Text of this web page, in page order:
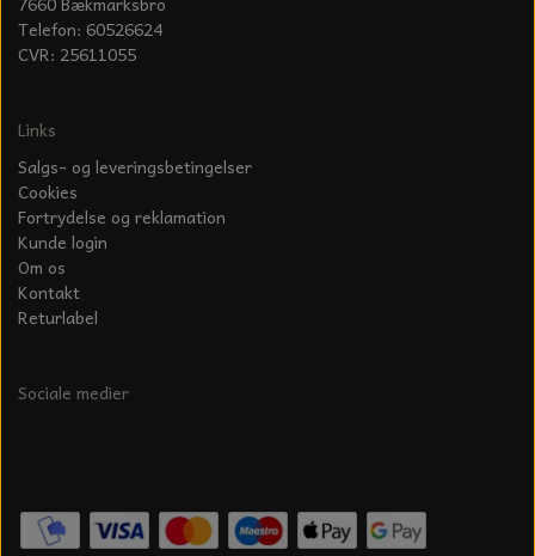
Telefon: 60526624
CVR: 25611055
Links
Salgs- og leveringsbetingelser
Cookies
Fortrydelse og reklamation
Kunde login
Om os
Kontakt
Returlabel
Sociale medier